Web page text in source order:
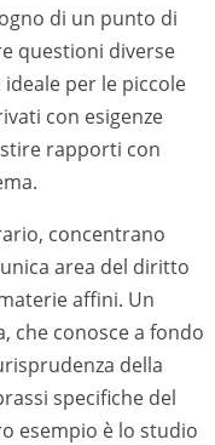
di un punto di
questioni diverse
per le piccole
con esigenze
rapporti con
concentrano
area del diritto
affini. Un
che conosce a fondo
della
specifiche del
esempio è lo studio